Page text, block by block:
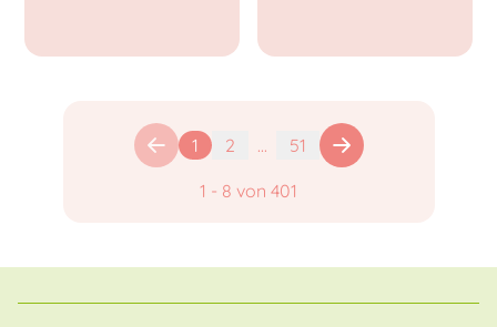
1 2 ... 51
1 - 8 von 401